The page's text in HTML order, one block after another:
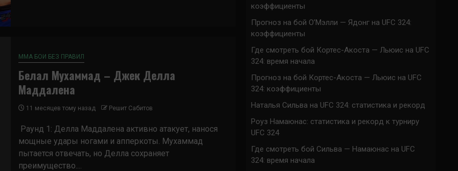
ММА БОИ БЕЗ ПРАВИЛ
Белал Мухаммад – Джек Делла
Маддалена
11 месяцев тому назад Решит Сабитов
Раунд 1: Делла Маддалена активно атакует, нанося
мощные удары ногами и апперкоты. Мухаммад
пытается отвечать, но Делла сохраняет
преимущество....
коэффициенты
Прогноз на бой О’Мэлли — Ядонг на UFC 324:
коэффициенты
Где смотреть бой Кортес-Акоста — Льюис на UFC
324: время начала
Прогноз на бой Кортес-Акоста — Льюис на UFC
324: коэффициенты
Наталья Сильва на UFC 324: статистика и рекорд
Роуз Намаюнас: статистика и рекорд к турниру
UFC 324
Где смотреть бой Сильва — Намаюнас на UFC
324: время начала